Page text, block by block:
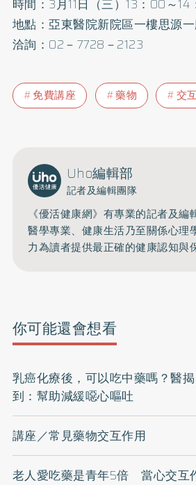
時間：3月11日（三）13：00～14
地點：亞東醫院新院區一樓思源
洽詢：02－7728－2123
免費講座 藥物 交
Uho編輯部
記者及編輯團隊
《優活健康網》有專業的記者及編
醫學專業、健康生活乃至關係心理
力為讀者提供最正確的健康認知與
你可能還會想看
乳癌化療後，可以吃中藥嗎？醫
到：幫助減緩噁心嘔吐
講座／常見藥物交互作用
老人愛吃藥是青年5倍 當心交互